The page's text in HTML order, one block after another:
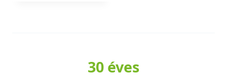
30 éves